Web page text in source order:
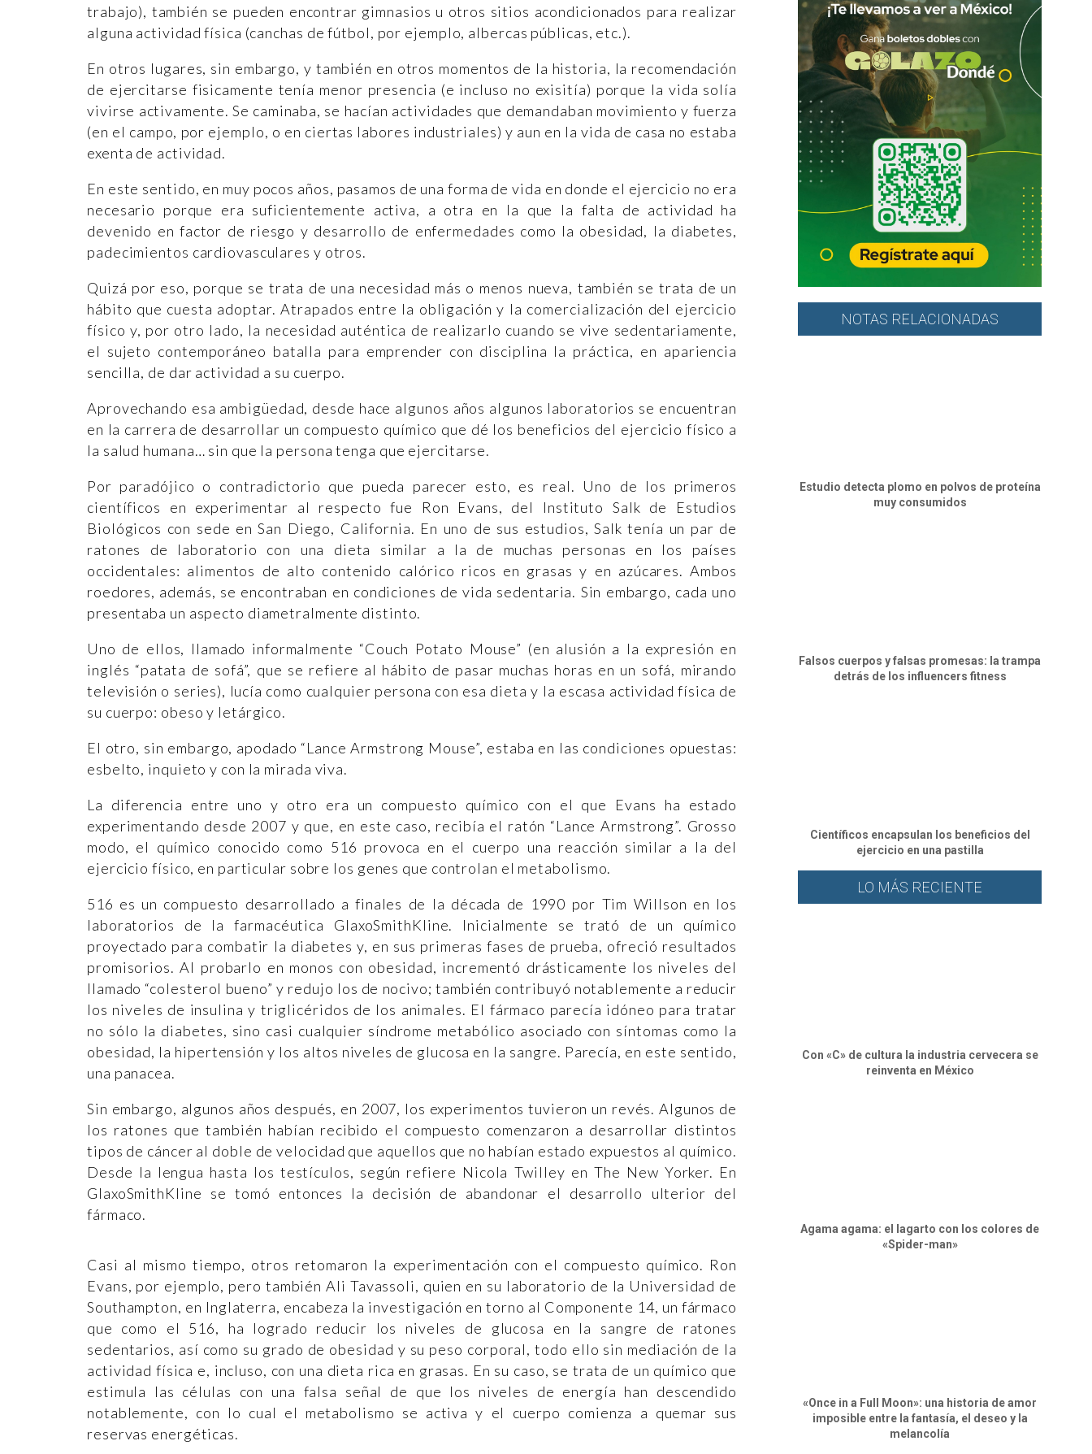
trabajo), también se pueden encontrar gimnasios u otros sitios acondicionados para realizar
alguna actividad física (canchas de fútbol, por ejemplo, albercas públicas, etc.).
En otros lugares, sin embargo, y también en otros momentos de la historia, la recomendación
de ejercitarse fisicamente tenía menor presencia (e incluso no exisitía) porque la vida solía
vivirse activamente. Se caminaba, se hacían actividades que demandaban movimiento y fuerza
(en el campo, por ejemplo, o en ciertas labores industriales) y aun en la vida de casa no estaba
exenta de actividad.
En este sentido, en muy pocos años, pasamos de una forma de vida en donde el ejercicio no era
necesario porque era suficientemente activa, a otra en la que la falta de actividad ha
devenido en factor de riesgo y desarrollo de enfermedades como la obesidad, la diabetes,
padecimientos cardiovasculares y otros.
Quizá por eso, porque se trata de una necesidad más o menos nueva, también se trata de un
hábito que cuesta adoptar. Atrapados entre la obligación y la comercialización del ejercicio
físico y, por otro lado, la necesidad auténtica de realizarlo cuando se vive sedentariamente,
el sujeto contemporáneo batalla para emprender con disciplina la práctica, en apariencia
sencilla, de dar actividad a su cuerpo.
Aprovechando esa ambigüedad, desde hace algunos años algunos laboratorios se encuentran
en la carrera de desarrollar un compuesto químico que dé los beneficios del ejercicio físico a
la salud humana… sin que la persona tenga que ejercitarse.
Por paradójico o contradictorio que pueda parecer esto, es real. Uno de los primeros
científicos en experimentar al respecto fue Ron Evans, del Instituto Salk de Estudios
Biológicos con sede en San Diego, California. En uno de sus estudios, Salk tenía un par de
ratones de laboratorio con una dieta similar a la de muchas personas en los países
occidentales: alimentos de alto contenido calórico ricos en grasas y en azúcares. Ambos
roedores, además, se encontraban en condiciones de vida sedentaria. Sin embargo, cada uno
presentaba un aspecto diametralmente distinto.
Uno de ellos, llamado informalmente “Couch Potato Mouse” (en alusión a la expresión en
inglés “patata de sofá”, que se refiere al hábito de pasar muchas horas en un sofá, mirando
televisión o series), lucía como cualquier persona con esa dieta y la escasa actividad física de
su cuerpo: obeso y letárgico.
El otro, sin embargo, apodado “Lance Armstrong Mouse”, estaba en las condiciones opuestas:
esbelto, inquieto y con la mirada viva.
La diferencia entre uno y otro era un compuesto químico con el que Evans ha estado
experimentando desde 2007 y que, en este caso, recibía el ratón “Lance Armstrong”. Grosso
modo, el químico conocido como 516 provoca en el cuerpo una reacción similar a la del
ejercicio físico, en particular sobre los genes que controlan el metabolismo.
516 es un compuesto desarrollado a finales de la década de 1990 por Tim Willson en los
laboratorios de la farmacéutica GlaxoSmithKline. Inicialmente se trató de un químico
proyectado para combatir la diabetes y, en sus primeras fases de prueba, ofreció resultados
promisorios. Al probarlo en monos con obesidad, incrementó drásticamente los niveles del
llamado “colesterol bueno” y redujo los de nocivo; también contribuyó notablemente a reducir
los niveles de insulina y triglicéridos de los animales. El fármaco parecía idóneo para tratar
no sólo la diabetes, sino casi cualquier síndrome metabólico asociado con síntomas como la
obesidad, la hipertensión y los altos niveles de glucosa en la sangre. Parecía, en este sentido,
una panacea.
Sin embargo, algunos años después, en 2007, los experimentos tuvieron un revés. Algunos de
los ratones que también habían recibido el compuesto comenzaron a desarrollar distintos
tipos de cáncer al doble de velocidad que aquellos que no habían estado expuestos al químico.
Desde la lengua hasta los testículos, según refiere Nicola Twilley en The New Yorker. En
GlaxoSmithKline se tomó entonces la decisión de abandonar el desarrollo ulterior del
fármaco.
Casi al mismo tiempo, otros retomaron la experimentación con el compuesto químico. Ron
Evans, por ejemplo, pero también Ali Tavassoli, quien en su laboratorio de la Universidad de
Southampton, en Inglaterra, encabeza la investigación en torno al Componente 14, un fármaco
que como el 516, ha logrado reducir los niveles de glucosa en la sangre de ratones
sedentarios, así como su grado de obesidad y su peso corporal, todo ello sin mediación de la
actividad física e, incluso, con una dieta rica en grasas. En su caso, se trata de un químico que
estimula las células con una falsa señal de que los niveles de energía han descendido
notablemente, con lo cual el metabolismo se activa y el cuerpo comienza a quemar sus
reservas energéticas.
NOTAS RELACIONADAS
Estudio detecta plomo en polvos de proteína
muy consumidos
Falsos cuerpos y falsas promesas: la trampa
detrás de los influencers fitness
Científicos encapsulan los beneficios del
ejercicio en una pastilla
LO MÁS RECIENTE
Con «C» de cultura la industria cervecera se
reinventa en México
Agama agama: el lagarto con los colores de
«Spider-man»
«Once in a Full Moon»: una historia de amor
imposible entre la fantasía, el deseo y la
melancolía